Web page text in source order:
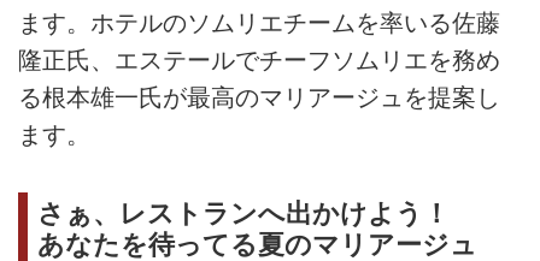
ます。ホテルのソムリエチームを率いる佐藤
隆正氏、エステールでチーフソムリエを務め
る根本雄一氏が最高のマリアージュを提案し
ます。
さぁ、レストランへ出かけよう！
あなたを待ってる夏のマリアージュ